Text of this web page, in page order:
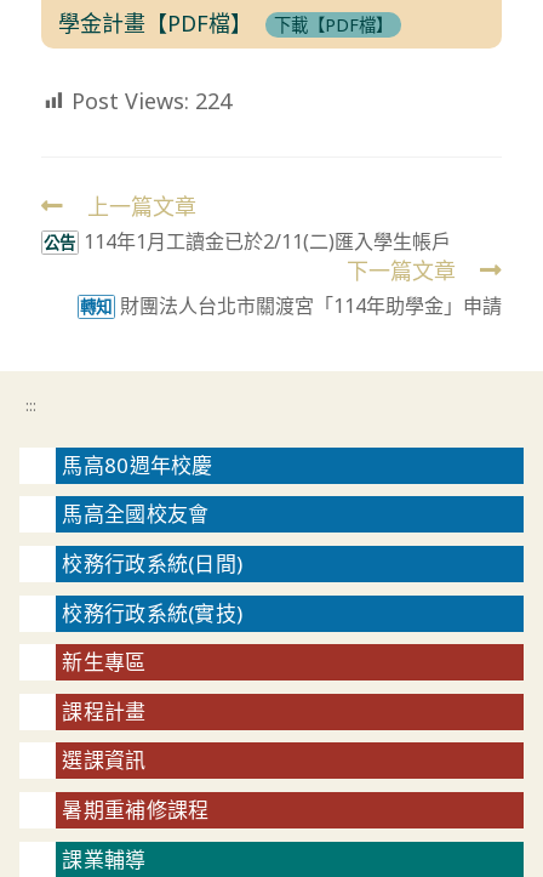
學金計畫【PDF檔】
下載【PDF檔】
Post Views: 224
Read
more
上一篇文章
公告 114年1月工讀金已於2/11(二)匯入學生帳戶
下一篇文章
轉知 財團法人台北市關渡宮「114年助學金」申請
:::
馬高80週年校慶
馬高全國校友會
校務行政系統(日間)
校務行政系統(實技)
新生專區
課程計畫
選課資訊
暑期重補修課程
課業輔導